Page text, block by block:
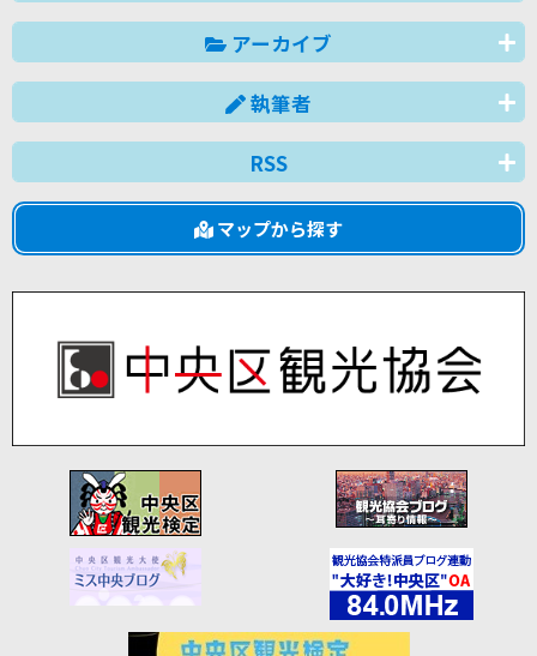
アーカイブ
執筆者
RSS
マップから探す